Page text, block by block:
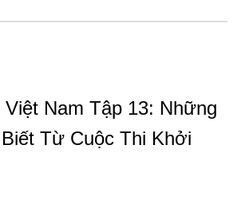
Việt Nam Tập 13: Những
Từ Cuộc Thi Khởi